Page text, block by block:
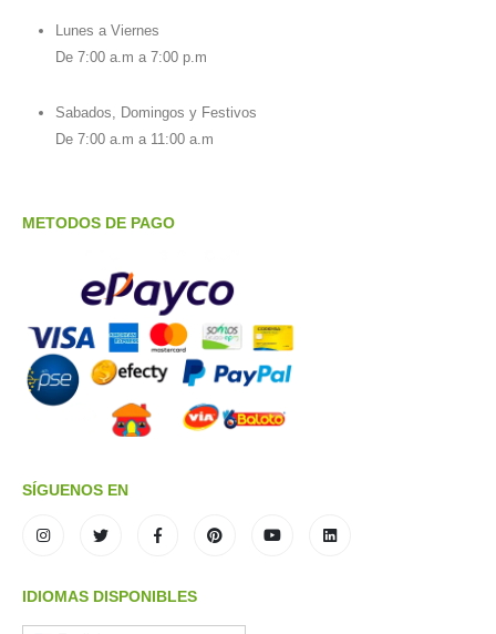
Lunes a Viernes
De 7:00 a.m a 7:00 p.m
Sabados, Domingos y Festivos
De 7:00 a.m a 11:00 a.m
METODOS DE PAGO
SÍGUENOS EN
IDIOMAS DISPONIBLES